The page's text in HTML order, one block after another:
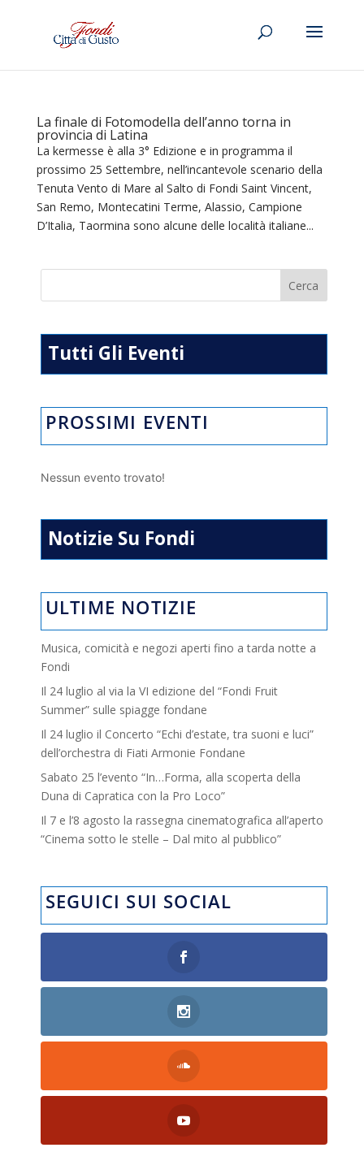
La finale di Fotomodella dell’anno torna in
provincia di Latina
La kermesse è alla 3° Edizione e in programma il
prossimo 25 Settembre, nell’incantevole scenario della
Tenuta Vento di Mare al Salto di Fondi Saint Vincent,
San Remo, Montecatini Terme, Alassio, Campione
D’Italia, Taormina sono alcune delle località italiane...
Tutti Gli Eventi
PROSSIMI EVENTI
Nessun evento trovato!
Notizie Su Fondi
ULTIME NOTIZIE
Musica, comicità e negozi aperti fino a tarda notte a
Fondi
Il 24 luglio al via la VI edizione del “Fondi Fruit
Summer” sulle spiagge fondane
Il 24 luglio il Concerto “Echi d’estate, tra suoni e luci”
dell’orchestra di Fiati Armonie Fondane
Sabato 25 l’evento “In…Forma, alla scoperta della
Duna di Capratica con la Pro Loco”
Il 7 e l’8 agosto la rassegna cinematografica all’aperto
“Cinema sotto le stelle – Dal mito al pubblico”
SEGUICI SUI SOCIAL